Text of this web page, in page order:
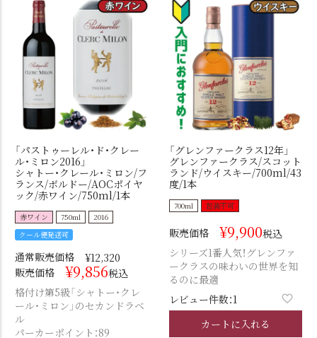
「パストゥーレル・ド・クレー
ル・ミロン2016」
シャトー・クレール・ミロン/フ
ランス/ボルドー/AOCポイヤ
ック/赤ワイン/750ml/1本
赤ワイン 750ml
2016
クール便発送可
通常販売価格 ¥12,320
販売価格
¥9,856税込
格付け第5級「シャトー・クレ
ール・ミロン」のセカンドラベ
ル
パーカーポイント：89
「グレンファークラス12年」
グレンファークラス/スコット
ランド/ウイスキー/700ml/43
度/1本
700ml 包装不可
販売価格 ¥9,900税込
シリーズ1番人気！グレンファ
ークラスの味わいの世界を知
るのに最適
レビュー件数：1
カートに入れる